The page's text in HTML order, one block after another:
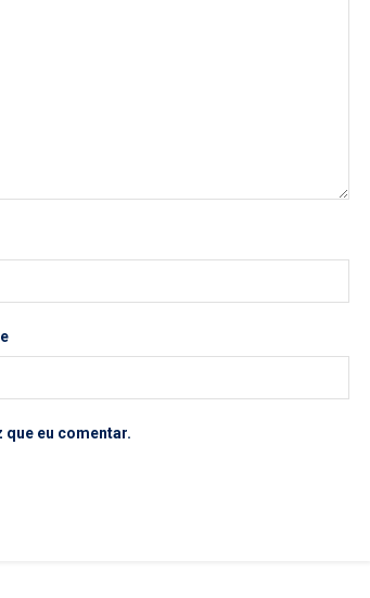
que eu comentar.